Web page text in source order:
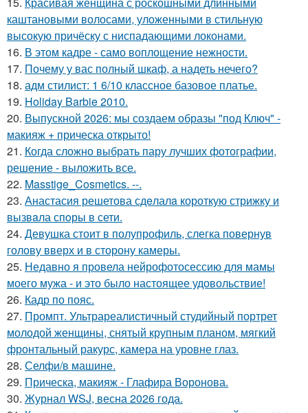
каштановыми волосами, уложенными в стильную
высокую причёску с ниспадающими локонами.
16. В этом кадре - само воплощение нежности.
17. Почему у вас полный шкаф, а надеть нечего?
18. адм стилист: 1 6/10 классное базовое платье.
19. Holiday Barbie 2010.
20. Выпускной 2026: мы создаем образы "под Ключ" -
макияж + прическа открыто!
21. Когда сложно выбрать пару лучших фотографии,
решение - выложить все.
22. Masstige_Cosmetics. --.
23. Анастасия решетова сдeлалa короткую стрижку и
вызвaла спoры в сети.
24. Девушка стоит в полупрофиль, слегка повернув
голову вверх и в сторону камеры.
25. Недавно я провела нейрофотосессию для мамы
моего мужа - и это было настоящее удовольствие!
26. Кадр по пояс.
27. Промпт. Ультрареалистичный студийный портрет
молодой женщины, снятый крупным планом, мягкий
фронтальный ракурс, камера на уровне глаз.
28. Селфи/в машине.
29. Прическа, макияж - Глафира Воронова.
30. Журнал WSJ, весна 2026 года.